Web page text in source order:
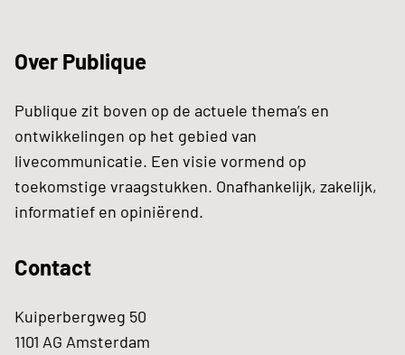
Over Publique
Publique zit boven op de actuele thema’s en
ontwikkelingen op het gebied van
livecommunicatie. Een visie vormend op
toekomstige vraagstukken. Onafhankelijk, zakelijk,
informatief en opiniërend.
Contact
Kuiperbergweg 50
1101 AG Amsterdam